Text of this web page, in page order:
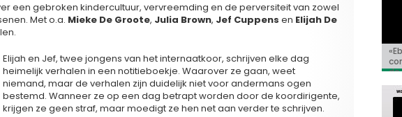
een gebroken kindercultuur, vervreemding en de perversiteit van zowel
Met o.a. Mieke De Groote, Julia Brown, Jef Cuppens en Elijah De
Elijah en Jef, twee jongens van het internaatkoor, schrijven elke dag
heimelijk verhalen in een notitieboekje. Waarover ze gaan, weet
niemand, maar de verhalen zijn duidelijk niet voor andermans ogen
bestemd. Wanneer ze op een dag betrapt worden door de koordirigente,
krijgen ze geen straf, maar moedigt ze hen net aan verder te schrijven.
de